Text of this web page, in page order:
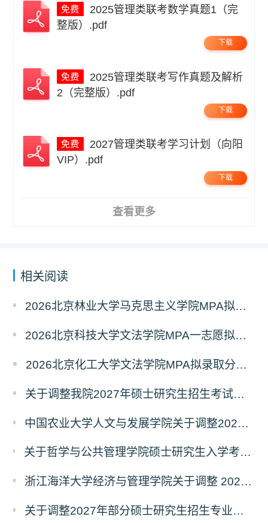
整版）.pdf
下载
2（完整版）.pdf
下载
VIP）.pdf
下载
查看更多
相关阅读
2026北京林业大学马克思主义学院MPA拟录取分析解读
2026北京科技大学文法学院MPA一志愿拟录取分析解读
2026北京化工大学文法学院MPA拟录取分析解读
关于调整我院2027年硕士研究生招生考试科目及参考书的通知
中国农业大学人文与发展学院关于调整2027年硕士研究生招生考试初试科目的通知
关于哲学与公共管理学院硕士研究生入学考试（初试） 考试科目及参考书目变更的通知（二）
浙江海洋大学经济与管理学院关于调整 2027年硕士研究生招生考试初试科目的公告
关于调整2027年部分硕士研究生招生专业初试考试科目的公告（持续更新中）